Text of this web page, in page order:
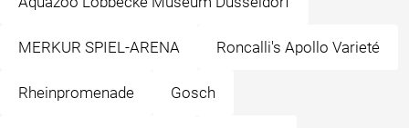
MERKUR SPIEL-ARENA Roncalli's Apollo Varieté
Rheinpromenade Gosch